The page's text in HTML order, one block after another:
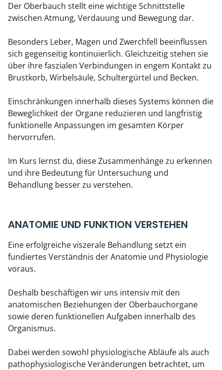
Der Oberbauch stellt eine wichtige Schnittstelle
zwischen Atmung, Verdauung und Bewegung dar.
Besonders Leber, Magen und Zwerchfell beeinflussen
sich gegenseitig kontinuierlich. Gleichzeitig stehen sie
über ihre faszialen Verbindungen in engem Kontakt zu
Brustkorb, Wirbelsäule, Schultergürtel und Becken.
Einschränkungen innerhalb dieses Systems können die
Beweglichkeit der Organe reduzieren und langfristig
funktionelle Anpassungen im gesamten Körper
hervorrufen.
Im Kurs lernst du, diese Zusammenhänge zu erkennen
und ihre Bedeutung für Untersuchung und
Behandlung besser zu verstehen.
ANATOMIE UND FUNKTION VERSTEHEN
Eine erfolgreiche viszerale Behandlung setzt ein
fundiertes Verständnis der Anatomie und Physiologie
voraus.
Deshalb beschäftigen wir uns intensiv mit den
anatomischen Beziehungen der Oberbauchorgane
sowie deren funktionellen Aufgaben innerhalb des
Organismus.
Dabei werden sowohl physiologische Abläufe als auch
pathophysiologische Veränderungen betrachtet, um